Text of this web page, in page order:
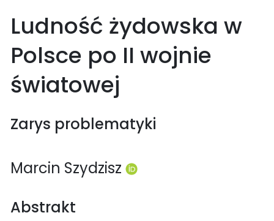
Ludność żydowska w
Polsce po II wojnie
światowej
Zarys problematyki
Marcin Szydzisz
Abstrakt